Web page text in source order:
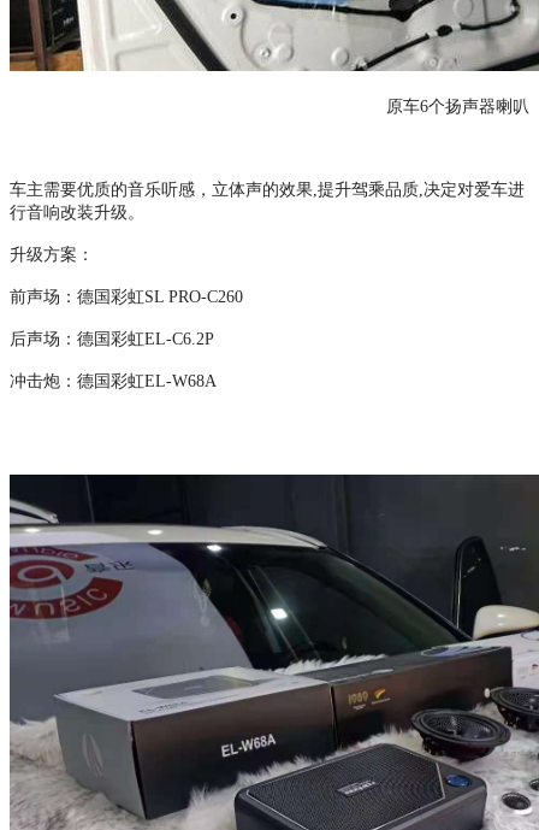
原车6个扬声器喇叭
车主需要优质的音乐听感，立体声的效果 ,提升驾乘品质,决定对爱车进
行音响改装升级。
升级方案：
前声场：德国彩虹SL PRO-C260
后声场：德国彩虹EL-C6.2P
冲击炮：德国彩虹EL-W68A